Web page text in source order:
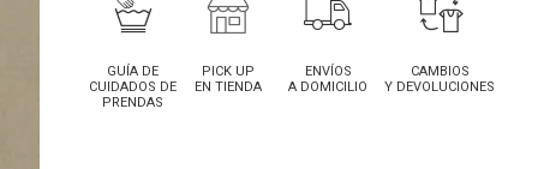
GUÍA DE
CUIDADOS DE
PRENDAS
PICK UP
EN TIENDA
ENVÍOS
A DOMICILIO
CAMBIOS
Y DEVOLUCIONES